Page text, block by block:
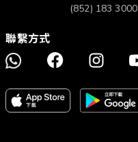
(852) 183 3000
聯繫方式